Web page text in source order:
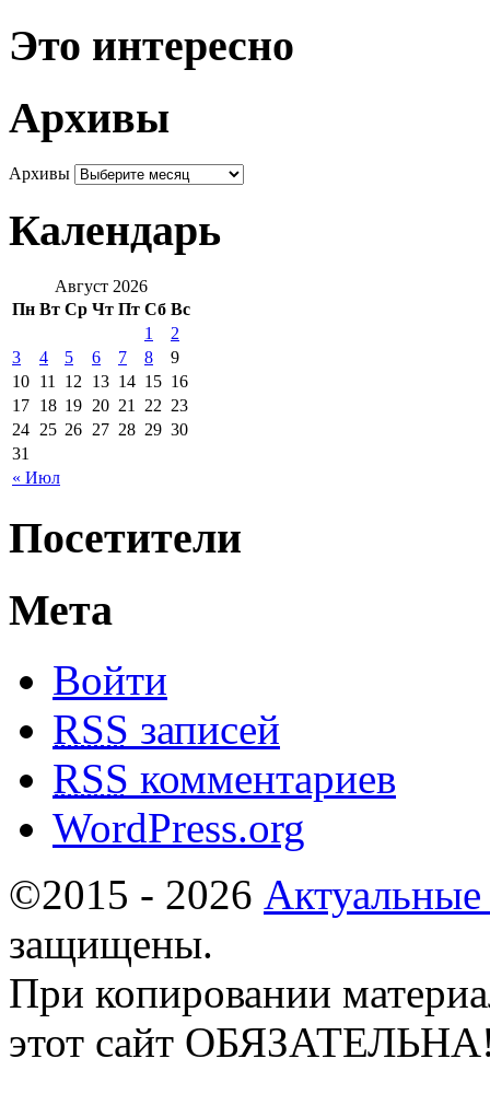
Это интересно
Архивы
Архивы
Календарь
Август 2026
Пн Вт Ср Чт Пт Сб Вс
« Июл
1
2
3
4 5 6 7 8
9
10 11 12 13 14 15 16
17 18 19 20 21 22 23
24 25 26 27 28 29 30
31
Посетители
Мета
Войти
RSS записей
RSS комментариев
WordPress.org
©2015 - 2026
защищены.
При копировании
этот сайт